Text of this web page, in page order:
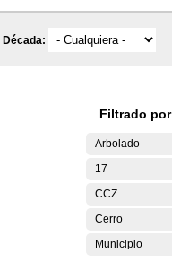
Década:
Filtrado por
Arbolado
17
CCZ
Cerro
Municipio